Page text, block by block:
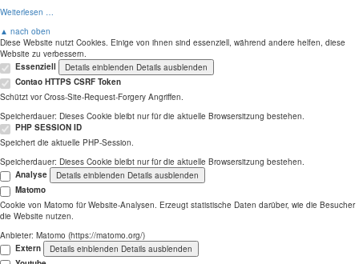
Weiterlesen …
▲ nach oben
Diese Website nutzt Cookies. Einige von ihnen sind essenziell, während andere helfen, diese
Website zu verbessern.
Essenziell
Details einblenden Details ausblenden
Contao HTTPS CSRF Token
Schützt vor Cross-Site-Request-Forgery Angriffen.
Speicherdauer: Dieses Cookie bleibt nur für die aktuelle Browsersitzung bestehen.
PHP SESSION ID
Speichert die aktuelle PHP-Session.
Speicherdauer: Dieses Cookie bleibt nur für die aktuelle Browsersitzung bestehen.
Analyse
Details einblenden Details ausblenden
Matomo
Cookie von Matomo für Website-Analysen. Erzeugt statistische Daten darüber, wie die Besucher
die Website nutzen.
Anbieter: Matomo (https://matomo.org/)
Extern
Details einblenden Details ausblenden